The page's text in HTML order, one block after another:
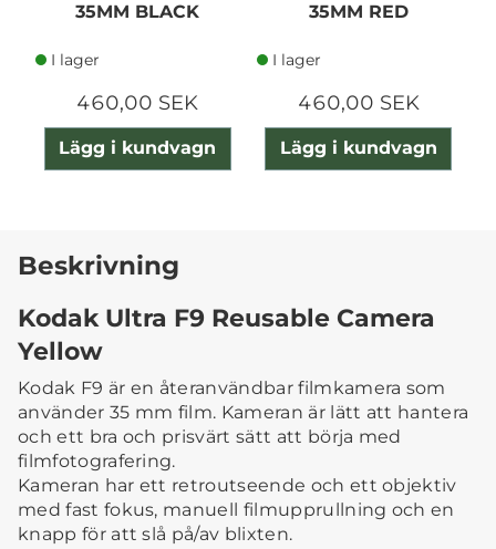
35MM BLACK
I lager
460,00 SEK
Lägg i kundvagn
35MM RED
I lager
460,00 SEK
Lägg i kundvagn
Beskrivning
Kodak Ultra F9 Reusable Camera
Yellow
Kodak F9 är en återanvändbar filmkamera som
använder 35 mm film. Kameran är lätt att hantera
och ett bra och prisvärt sätt att börja med
filmfotografering.
Kameran har ett retroutseende och ett objektiv
med fast fokus, manuell filmupprullning och en
knapp för att slå på/av blixten.